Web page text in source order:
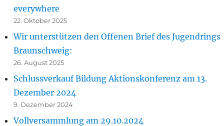
everywhere
22. Oktober 2025
Wir unterstützen den Offenen Brief des Jugendrings
Braunschweig:
26. August 2025
Schlussverkauf Bildung Aktionskonferenz am 13.
Dezember 2024
9. Dezember 2024
Vollversammlung am 29.10.2024